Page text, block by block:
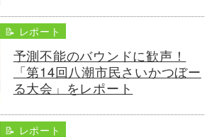
📝 レポート
予測不能のバウンドに歓声！
「第14回八潮市民さいかつぼー
る大会」をレポート
📝 レポート